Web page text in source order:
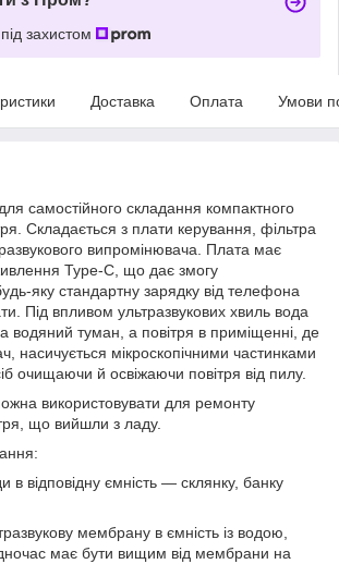
захистом
Доставка Оплата Умови
самостійного складання компактного
Складається з плати керування, фільтра
випромінювача. Плата має
Type-C, що дає змогу
яку стандартну зарядку від телефона
Під впливом ультразвукових хвиль вода
водяний туман, а повітря в приміщенні, де
насичується мікроскопічними частинками
очищаючи й освіжаючи повітря від пилу.
використовувати для ремонту
що вийшли з ладу.
в відповідну ємність — склянку, банку
мембрану в ємність із водою,
має бути вищим від мембрани на